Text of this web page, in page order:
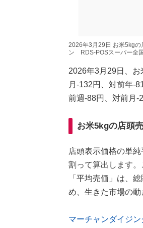
2026年3月29日 お米5kg
ン RDS-POSスーパー全国
2026年3月29日、
月-132円、対前年-
前週-88円、対前月-
お米5kgの店頭
店頭表示価格の単
割って算出します
「平均売価」は、
め、生きた市場の動
マーチャンダイジ